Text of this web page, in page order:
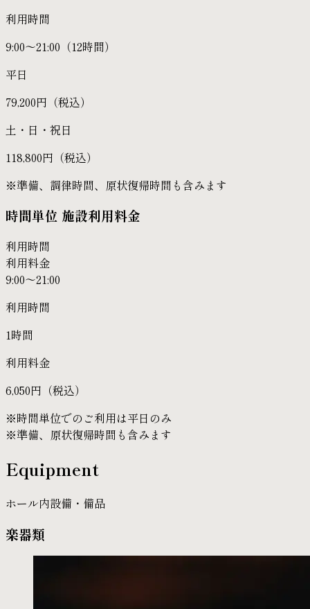
利用時間
9:00〜21:00（12時間）
平日
79,200円（税込）
土・日・祝日
118,800円（税込）
※準備、調律時間、原状復帰時間も含みます
時間単位 施設利用料金
利用時間
利用料金
9:00〜21:00
利用時間
1時間
利用料金
6,050円（税込）
※時間単位でのご利用は平日のみ
※準備、原状復帰時間も含みます
Equipment
ホール内設備・備品
楽器類